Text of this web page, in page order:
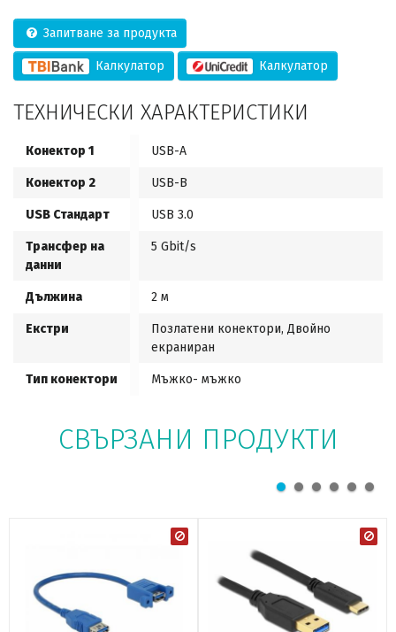
Запитване за продукта
Калкулатор Калкулатор
ТЕХНИЧЕСКИ ХАРАКТЕРИСТИКИ
Конектор 1 USB-A
Конектор 2 USB-B
USB Стандарт USB 3.0
Трансфер на
данни
5 Gbit/s
Дължина 2 м
Екстри
Позлатени конектори, Двойно
екраниран
Тип конектори Мъжко- мъжко
СВЪРЗАНИ ПРОДУКТИ